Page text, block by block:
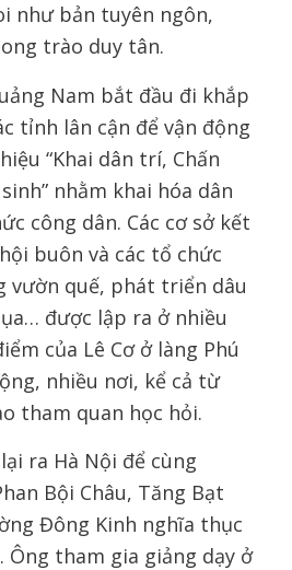
như bản tuyên ngôn,
trào duy tân.
Nam bắt đầu đi khắp
tỉnh lân cận để vận động
“Khai dân trí, Chấn
nhằm khai hóa dân
công dân. Các cơ sở kết
buôn và các tổ chức
vườn quế, phát triển dâu
được lập ra ở nhiều
của Lê Cơ ở làng Phú
nhiều nơi, kể cả từ
tham quan học hỏi.
ra Hà Nội để cùng
Bội Châu, Tăng Bạt
Đông Kinh nghĩa thục
Ông tham gia giảng dạy ở